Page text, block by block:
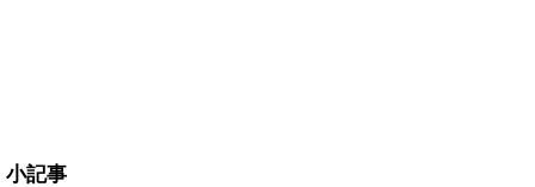
小記事